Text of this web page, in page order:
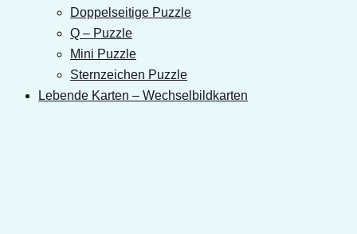
Doppelseitige Puzzle
Q – Puzzle
Mini Puzzle
Sternzeichen Puzzle
Lebende Karten – Wechselbildkarten